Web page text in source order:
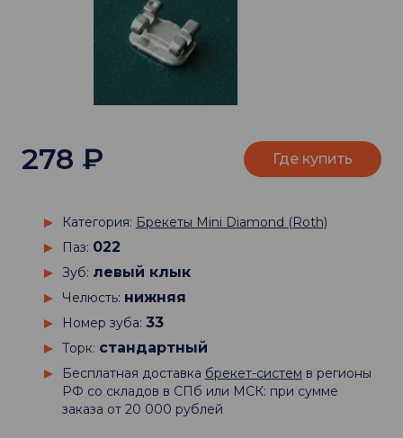
Категория: Брекеты Mini Diamond (Roth)
Паз: 022
Зуб: левый клык
Челюсть: нижняя
Номер зуба: 33
Торк: стандартный
Бесплатная доставка брекет-систем в регионы
РФ со складов в СПб или МСК: при сумме
заказа от 20 000 рублей
278 ₽ Где купить